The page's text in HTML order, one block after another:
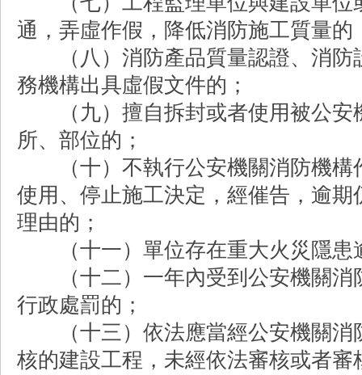
通，弄虛作假，降低消防施工質量的
（八）消防產品質量認證、消防
務機構出具虛假文件的；
（九）擅自拆封或者使用被公安
所、部位的；
（十）不執行公安機關消防機構
使用、停止施工決定，經催告，逾
理由的；
（十一）單位存在重大火災隱患
（十二）一年內受到公安機關消
行政處罰的；
（十三）依法應當經公安機關消
核的建設工程，未經依法審核或者審